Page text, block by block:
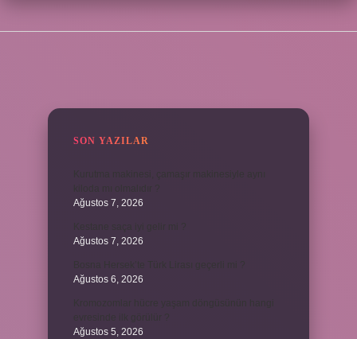
SON YAZILAR
Ağustos 7, 2026
Ağustos 7, 2026
Ağustos 6, 2026
Ağustos 5, 2026